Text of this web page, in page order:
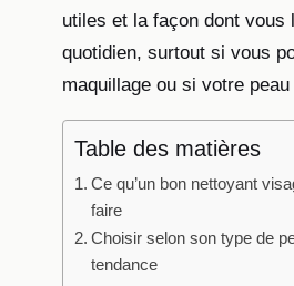
utiles et la façon dont vous
quotidien, surtout si vous
maquillage ou si votre
Table des matières
Ce qu’un bon nettoyant
faire
Choisir selon son type de
tendance